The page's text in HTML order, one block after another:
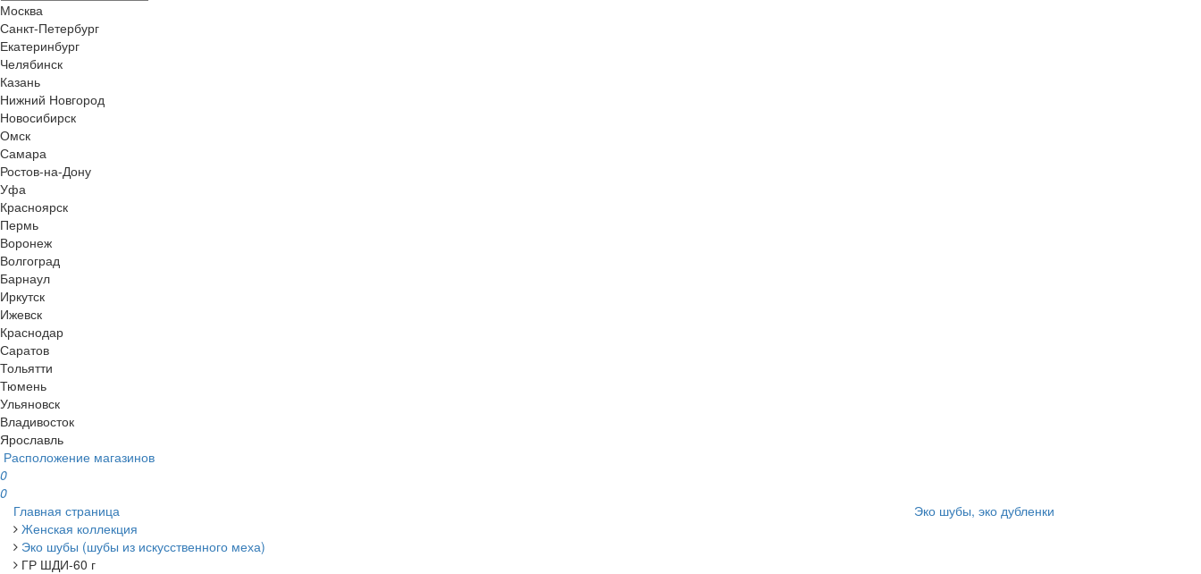
Москва
Санкт-Петербург
Екатеринбург
Челябинск
Казань
Нижний Новгород
Новосибирск
Омск
Самара
Ростов-на-Дону
Уфа
Красноярск
Пермь
Воронеж
Волгоград
Барнаул
Иркутск
Ижевск
Краснодар
Саратов
Тольятти
Тюмень
Ульяновск
Владивосток
Ярославль
Расположение магазинов
0
0
Главная страница
Женская коллекция
Эко шубы (шубы из искусственного меха)
ГР ШДИ-60 г
Эко шубы, эко дубленки